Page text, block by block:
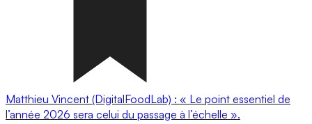
Matthieu Vincent (DigitalFoodLab) : « Le point essentiel de
l’année 2026 sera celui du passage à l’échelle ».